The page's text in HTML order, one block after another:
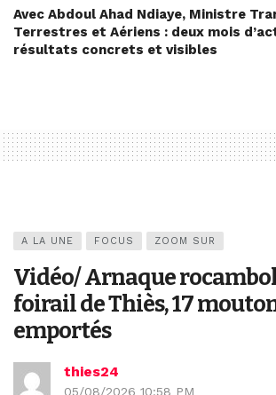
Avec Abdoul Ahad Ndiaye, Ministre
Terrestres et Aériens : deux mois
résultats concrets et visibles
A LA UNE FOCUS ZOOM SUR
Vidéo/ Arnaque
foirail de Thiès, 17
emportés
thies24
05/08/2026 10:58 PM